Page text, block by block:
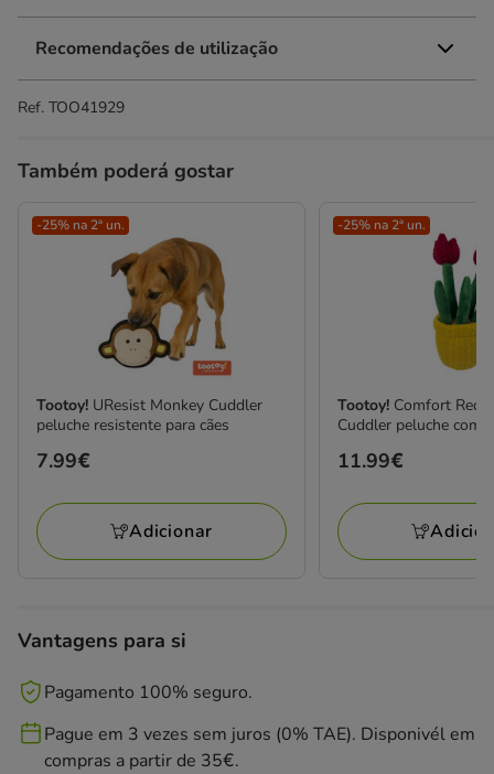
Recomendações de utilização
Ref. TOO41929
Também poderá gostar
-25% na 2ª un.
Tootoy! UResist Monkey Cuddler
peluche resistente para cães
Preço
7.99€
Adicionar
-25% na 2ª un.
Tootoy! Comfort Red
Cuddler peluche com
Preço
11.99€
Vantagens para si
Pagamento 100% seguro.
Pague em 3 vezes sem juros (0% TAE). Disponivél em
compras a partir de 35€.